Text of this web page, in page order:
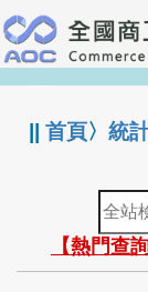
跳
到
主
要
:::
||首頁〉統
全
站
檢
索
【熱門查